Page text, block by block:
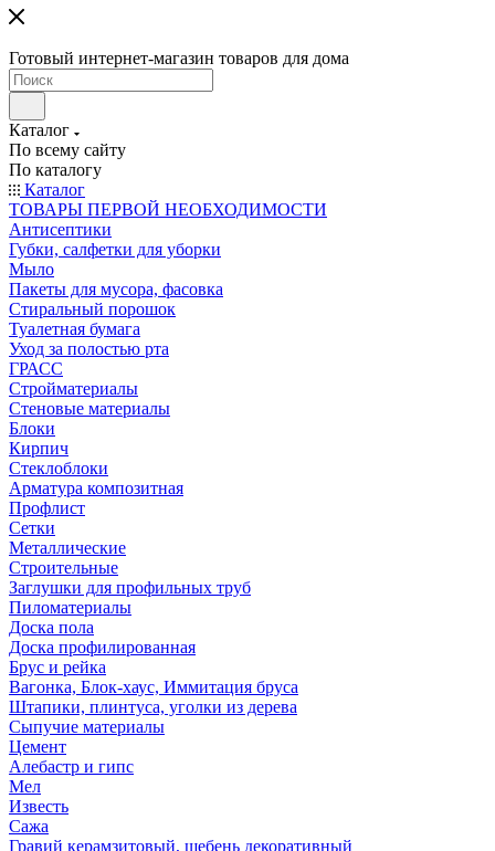
Готовый интернет-магазин товаров для дома
Каталог
По всему сайту
По каталогу
Каталог
ТОВАРЫ ПЕРВОЙ НЕОБХОДИМОСТИ
Антисептики
Губки, салфетки для уборки
Мыло
Пакеты для мусора, фасовка
Стиральный порошок
Туалетная бумага
Уход за полостью рта
ГРАСС
Стройматериалы
Стеновые материалы
Блоки
Кирпич
Стеклоблоки
Арматура композитная
Профлист
Сетки
Металлические
Строительные
Заглушки для профильных труб
Пиломатериалы
Доска пола
Доска профилированная
Брус и рейка
Вагонка, Блок-хаус, Иммитация бруса
Штапики, плинтуса, уголки из дерева
Сыпучие материалы
Цемент
Алебастр и гипс
Мел
Известь
Сажа
Гравий керамзитовый, щебень декоративный